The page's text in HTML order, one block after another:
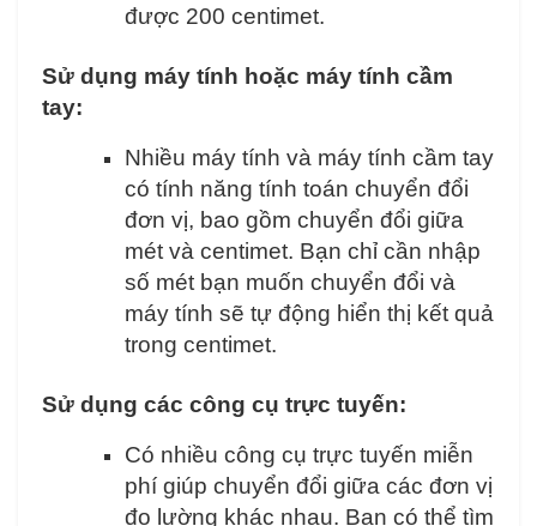
được 200 centimet.
Sử dụng máy tính hoặc máy tính cầm
tay:
Nhiều máy tính và máy tính cầm tay
có tính năng tính toán chuyển đổi
đơn vị, bao gồm chuyển đổi giữa
mét và centimet. Bạn chỉ cần nhập
số mét bạn muốn chuyển đổi và
máy tính sẽ tự động hiển thị kết quả
trong centimet.
Sử dụng các công cụ trực tuyến:
Có nhiều công cụ trực tuyến miễn
phí giúp chuyển đổi giữa các đơn vị
đo lường khác nhau. Bạn có thể tìm